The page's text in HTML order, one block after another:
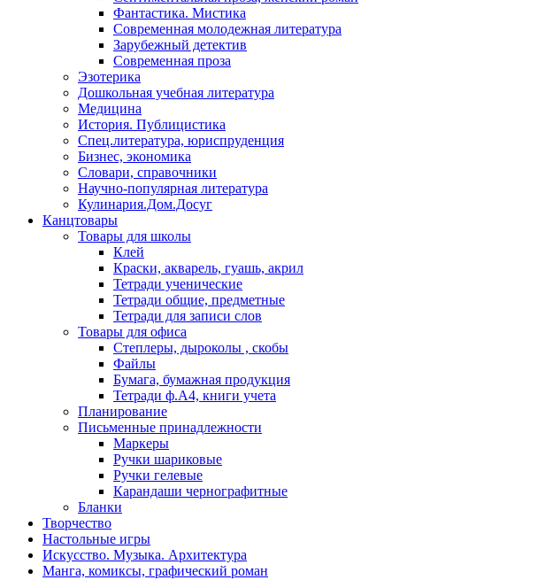
Фантастика. Мистика
Современная молодежная литература
Зарубежный детектив
Современная проза
Эзотерика
Дошкольная учебная литература
Медицина
История. Публицистика
Спец.литература, юриспруденция
Бизнес, экономика
Словари, справочники
Научно-популярная литература
Кулинария.Дом.Досуг
Канцтовары
Товары для школы
Клей
Краски, акварель, гуашь, акрил
Тетради ученические
Тетради общие, предметные
Тетради для записи слов
Товары для офиса
Степлеры, дыроколы , скобы
Файлы
Бумага, бумажная продукция
Тетради ф.А4, книги учета
Планирование
Письменные принадлежности
Маркеры
Ручки шариковые
Ручки гелевые
Карандаши чернографитные
Бланки
Творчество
Настольные игры
Искусство. Музыка. Архитектура
Манга, комиксы, графический роман